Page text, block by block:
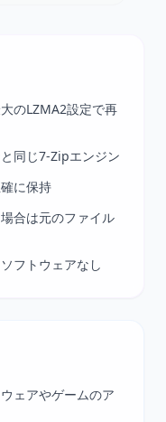
のLZMA2設定で再
同じ7-Zipエンジン
に保持
合は元のファイル
フトウェアなし
ェアやゲームのア